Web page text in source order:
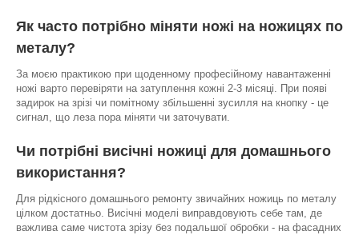
Як часто потрібно міняти ножі на ножицях по
металу?
За моєю практикою при щоденному професійному навантаженні
ножі варто перевіряти на затуплення кожні 2-3 місяці. При появі
задирок на зрізі чи помітному збільшенні зусилля на кнопку - це
сигнал, що леза пора міняти чи заточувати.
Чи потрібні висічні ножиці для домашнього
використання?
Для рідкісного домашнього ремонту звичайних ножиць по металу
цілком достатньо. Висічні моделі виправдовують себе там, де
важлива саме чистота зрізу без подальшої обробки - на фасадних